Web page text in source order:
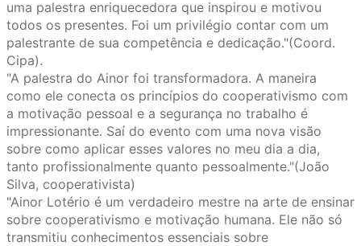
uma palestra enriquecedora que inspirou e motivou
todos os presentes. Foi um privilégio contar com um
palestrante de sua competência e dedicação."(Coord.
Cipa).
"A palestra do Ainor foi transformadora. A maneira
como ele conecta os princípios do cooperativismo com
a motivação pessoal e a segurança no trabalho é
impressionante. Saí do evento com uma nova visão
sobre como aplicar esses valores no meu dia a dia,
tanto profissionalmente quanto pessoalmente."(João
Silva, cooperativista)
"Ainor Lotério é um verdadeiro mestre na arte de ensinar
sobre cooperativismo e motivação humana. Ele não só
transmitiu conhecimentos essenciais sobre